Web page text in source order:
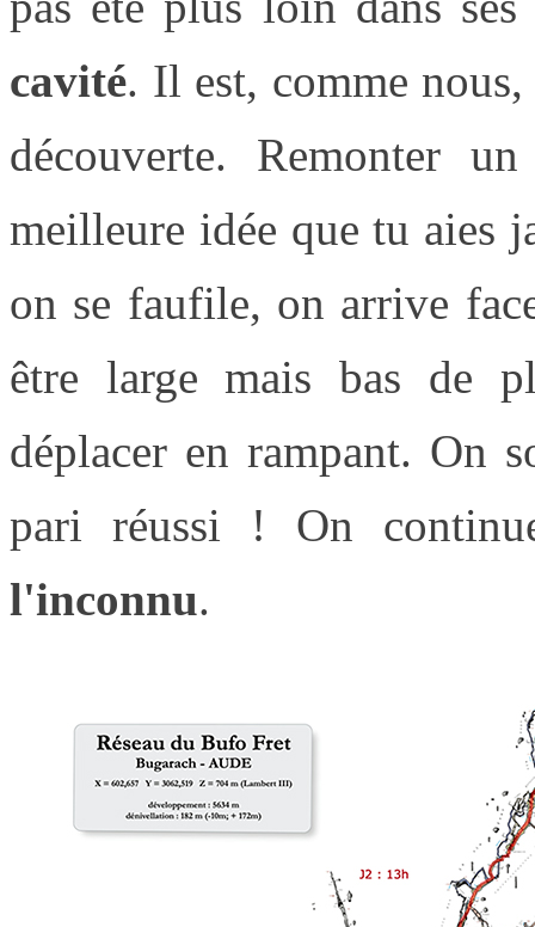
cavité. Il est, comme
découverte. Remonter
meilleure idée que tu aies
on se faufile, on arrive
être large mais bas de
déplacer en rampant. On
pari réussi ! On
l'inconnu.